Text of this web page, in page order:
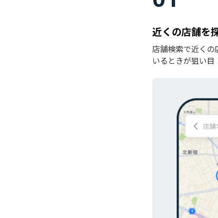
近くの店舗を
店舗検索で近くの
いるときが狙い